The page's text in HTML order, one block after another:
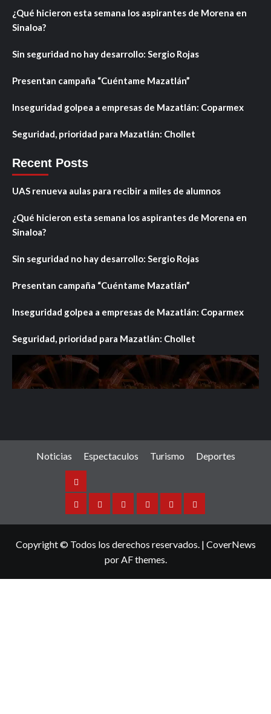
¿Qué hicieron esta semana los aspirantes de Morena en
Sinaloa?
Sin seguridad no hay desarrollo: Sergio Rojas
Presentan campaña “Cuéntame Mazatlán”
Inseguridad golpea a empresas de Mazatlán: Coparmex
Seguridad, prioridad para Mazatlán: Chollet
Recent Posts
UAS renueva aulas para recibir a miles de alumnos
¿Qué hicieron esta semana los aspirantes de Morena en
Sinaloa?
Sin seguridad no hay desarrollo: Sergio Rojas
Presentan campaña “Cuéntame Mazatlán”
Inseguridad golpea a empresas de Mazatlán: Coparmex
Seguridad, prioridad para Mazatlán: Chollet
Noticias Espectaculos Turismo Deportes
Noticias
SinaloaNacionalInternacionalEspectaculos
TurismoDeportes
Copyright © Todos los derechos reservados. | CoverNews
por AF themes.